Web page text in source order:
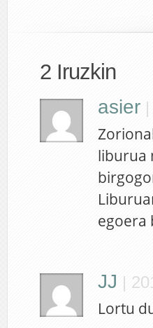
2 Iruzkin
asier |
liburua
egoera
JJ |
Lortu